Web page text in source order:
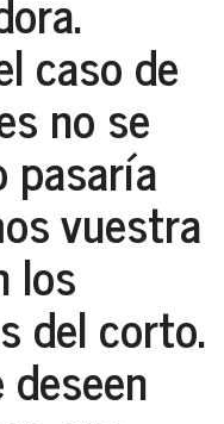
caso de
no se
pasaría
vuestra
los
del corto.